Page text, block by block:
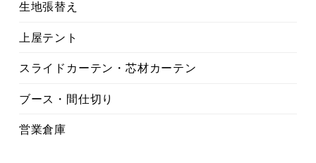
生地張替え
上屋テント
スライドカーテン・芯材カーテン
ブース・間仕切り
営業倉庫